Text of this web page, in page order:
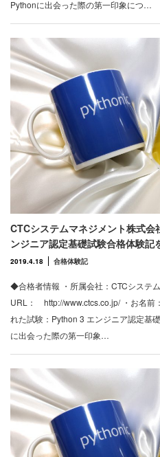
Pythonに出会った際の第一印象につ…
CTCシステムマネジメント株式
ンジニア認定基礎試験合格体験記
2019.4.18 合格体験記
◆合格者情報 ・所属会社：CTCシステ
URL： http://www.ctcs.co.jp/ ・お名前
れた試験：Python 3 エンジニア認定基
に出会った際の第一印象…